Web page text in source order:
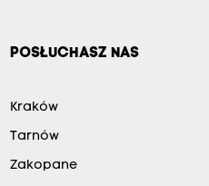
POSŁUCHASZ NAS
Kraków
Tarnów
Zakopane